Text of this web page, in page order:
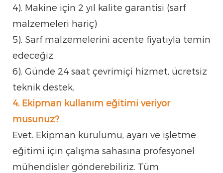
4). Makine için 2 yıl kalite garantisi (sarf
malzemeleri hariç)
5). Sarf malzemelerini acente fiyatıyla temin
edeceğiz.
6). Günde 24 saat çevrimiçi hizmet, ücretsiz
teknik destek.
4. Ekipman kullanım eğitimi veriyor
musunuz?
Evet. Ekipman kurulumu, ayarı ve işletme
eğitimi için çalışma sahasına profesyonel
mühendisler gönderebiliriz. Tüm